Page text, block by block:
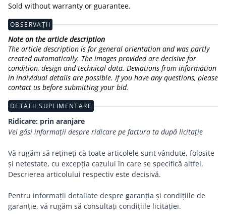
Sold without warranty or guarantee.
OBSERVAȚII
Note on the article description
The article description is for general orientation and was partly
created automatically. The images provided are decisive for
condition, design and technical data. Deviations from information
in individual details are possible. If you have any questions, please
contact us before submitting your bid.
DETALII SUPLIMENTARE
Ridicare: prin aranjare
Vei găsi informații despre ridicare pe factura ta după licitație
Vă rugăm să rețineți că toate articolele sunt vândute, folosite
și netestate, cu excepția cazului în care se specifică altfel.
Descrierea articolului respectiv este decisivă.
Pentru informații detaliate despre garanția și condițiile de
garanție, vă rugăm să consultați condițiile licitației.